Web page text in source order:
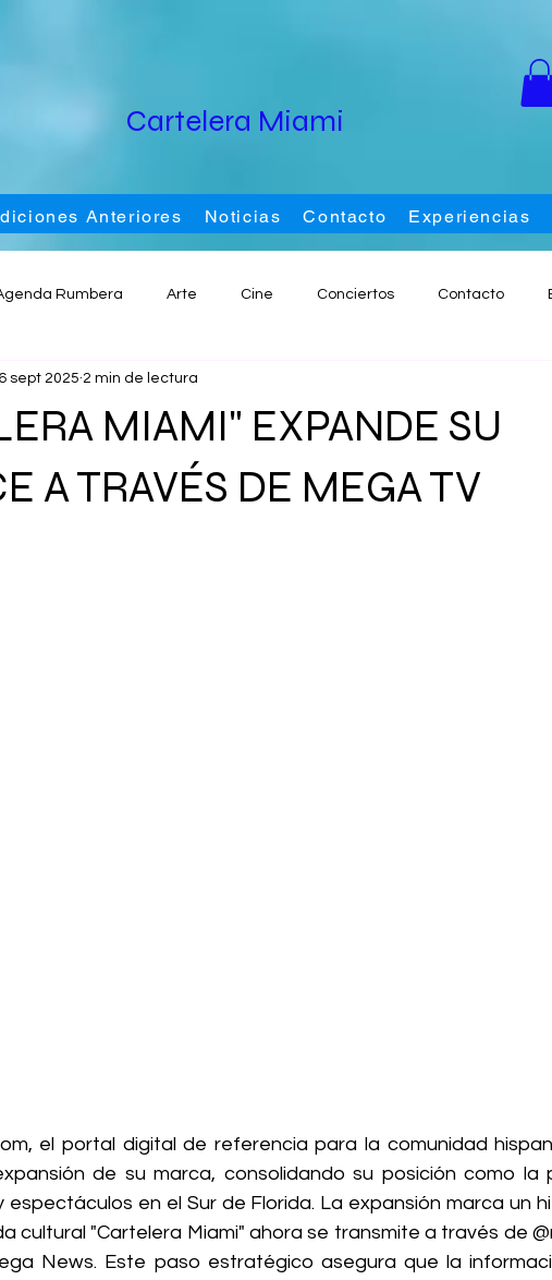
Cartelera Miami
Anteriores Noticias Contacto Experiencias
Rumbera Arte Cine Conciertos Contacto
Moda Música
Eventos
MIAMI" EXPANDE SU
A TRAVÉS DE MEGA TV
sept 2025 2 min de lectura
, el portal digital de referencia para la comunidad
de su marca, consolidando su posición como la
espectáculos en el Sur de Florida. La expansión marca un
cultural "Cartelera Miami" ahora se transmite a través de
News. Este paso estratégico asegura que la